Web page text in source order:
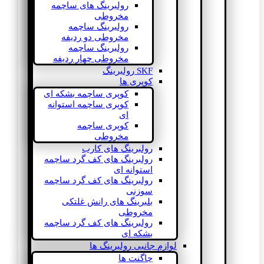
رولبرینگ های ساچمه
مخروطی
رولبرینگ ساچمه
مخروطی دو ردیفه
رولبرینگ ساچمه
مخروطی چهار ردیفه
SKF رولبرینگ
کوپری ها
کوپری ساچمه بشکه ای
کوپری ساچمه استوانه
ای
کوپری ساچمه
مخروطی
رولبرینگ های کارب
رولبرینگ های کف گرد ساچمه
استوانه ای
رولبرینگ های کف گرد ساچمه
سوزنی
بلبرینگ های رانش غلتکی
مخروطی
رولبرینگ های کف گرد ساچمه
بشکه ای
لوازم جانبی رولبرینگ ها
چاگنت ها